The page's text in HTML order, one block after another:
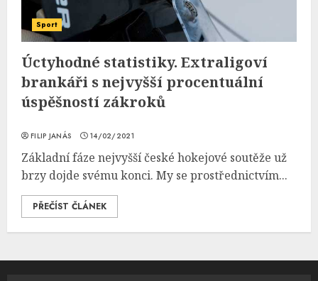
Sport
Úctyhodné statistiky. Extraligoví
brankáři s nejvyšší procentuální
úspěšností zákroků
FILIP JANÁS 14/02/2021
Základní fáze nejvyšší české hokejové soutěže už
brzy dojde svému konci. My se prostřednictvím...
PŘEČÍST ČLÁNEK